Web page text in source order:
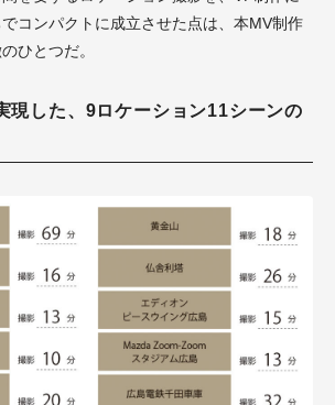
コンパクトに成立させた点は、本MV制作
ひとつだ。
現した、9ロケーション11シーンの